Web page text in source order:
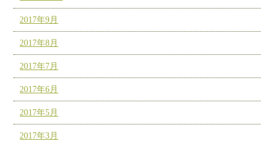
2017年9月
2017年8月
2017年7月
2017年6月
2017年5月
2017年3月